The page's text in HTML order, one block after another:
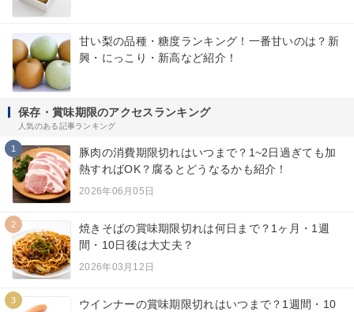
甘い梨の品種・糖度ランキング！一番甘いのは？新
興・にっこり・新高など紹介！
保存・賞味期限のアクセスランキング
人気のある記事ランキング
1
豚肉の消費期限切れはいつまで？1~2日過ぎても加
熱すればOK？腐るとどうなるかも紹介！
2026年06月05日
2
焼きそばの賞味期限切れは何日まで？1ヶ月・1週
間・10日後は大丈夫？
2026年03月12日
3
ウインナーの賞味期限切れはいつまで？1週間・10